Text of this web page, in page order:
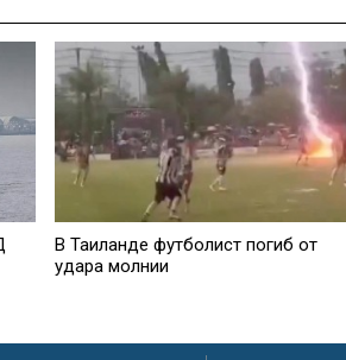
В Таиланде футболист погиб от
удара молнии